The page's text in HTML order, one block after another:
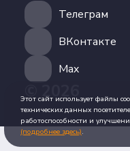
Телеграм
ВКонтакте
Max
© 2026
Телеграм
ВКонтакте
Max
Этот сайт использует файлы
технических данных
работоспособности и
(подробнее здесь).